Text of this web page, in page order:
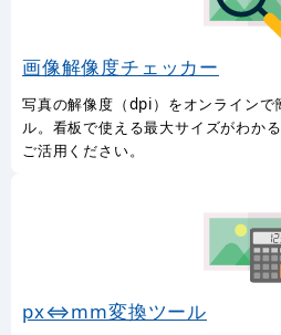
画像解像度チェッカー
写真の解像度（dpi）をオンラインで
ル。看板で使える最大サイズがわか
ご活用ください。
px⇔mm変換ツール